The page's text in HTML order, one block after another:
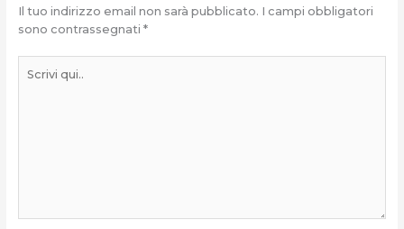
Il tuo indirizzo email non sarà pubblicato. I campi obbligatori
sono contrassegnati *
qui..